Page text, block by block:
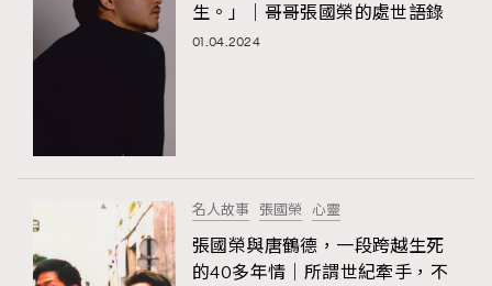
生。」｜哥哥張國榮的處世語錄
01.04.2024
名人故事 張國榮 心靈
張國榮與唐鶴德，一段跨越生死
的40多年情｜所謂世紀牽手，不